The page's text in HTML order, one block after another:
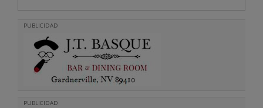
PUBLICIDAD
PUBLICIDAD